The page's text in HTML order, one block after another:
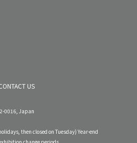
US
0016, Japan
then closed on Tuesday) Year-end